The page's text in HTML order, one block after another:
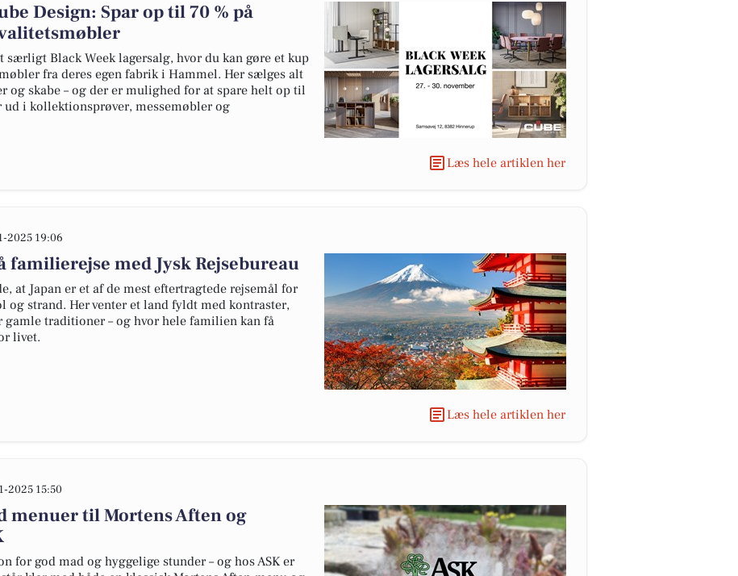
Design: Spar op til 70 % på
Black Week lagersalg, hvor du kan gøre et kup
fra deres egen fabrik i Hammel. Her sælges alt
og skabe – og der er mulighed for at spare helt op til
ud i kollektionsprøver, messemøbler og
Læs hele artiklen her
2025 19:06
familierejse med Jysk Rejsebureau
at Japan er et af de mest eftertragtede rejsemål for
og strand. Her venter et land fyldt med kontraster,
traditioner – og hvor hele familien kan få
livet.
Læs hele artiklen her
2025 15:50
menuer til Mortens Aften og
for god mad og hyggelige stunder – og hos ASK er